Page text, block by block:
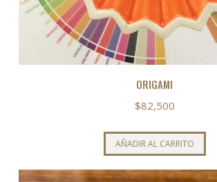
ORIGAMI
$82,500
AÑADIR AL CARRITO